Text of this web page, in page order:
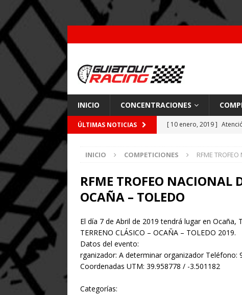
INICIO CONCENTRACIONES
ÚLTIMAS NOTICIAS [ 10 enero, 2019 ]
[ 26 febrero, 2018 ]
[ 9 enero, 2018 ]
[ 7 enero, 2018 ]
INICIO COMPETICIONES RFME
RFME TROFEO NACIONAL
OCAÑA – TOLEDO
El día 7 de Abril de 2019 tendrá lugar en Ocaña,
TERRENO CLÁSICO – OCAÑA – TOLEDO 2019.
Datos del evento:
rganizador: A determinar organizador
Coordenadas UTM: 39.958778 / -3.501182
Categorías: